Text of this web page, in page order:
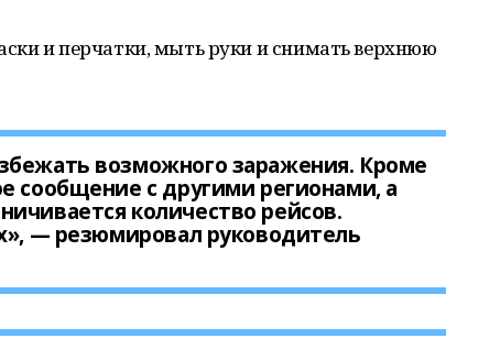
и перчатки, мыть руки и снимать верхнюю
возможного заражения. Кроме
сообщение с другими регионами, а
количество рейсов.
— резюмировал руководитель